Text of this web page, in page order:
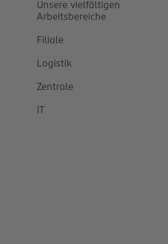
Unsere vielfältigen
Arbeitsbereiche
Filiale
Logistik
Zentrale